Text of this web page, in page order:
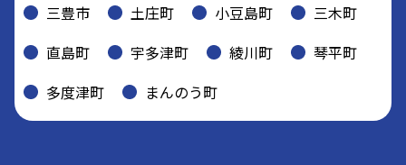
三豊市
土庄町 小豆島町
三木町
直島町
宇多津町 綾川町
琴平町
多度津町
まんのう町